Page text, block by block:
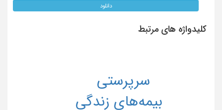
دانلود
کلیدواژه های مرتبط
بیمه‌های زندگی
سرپرستی